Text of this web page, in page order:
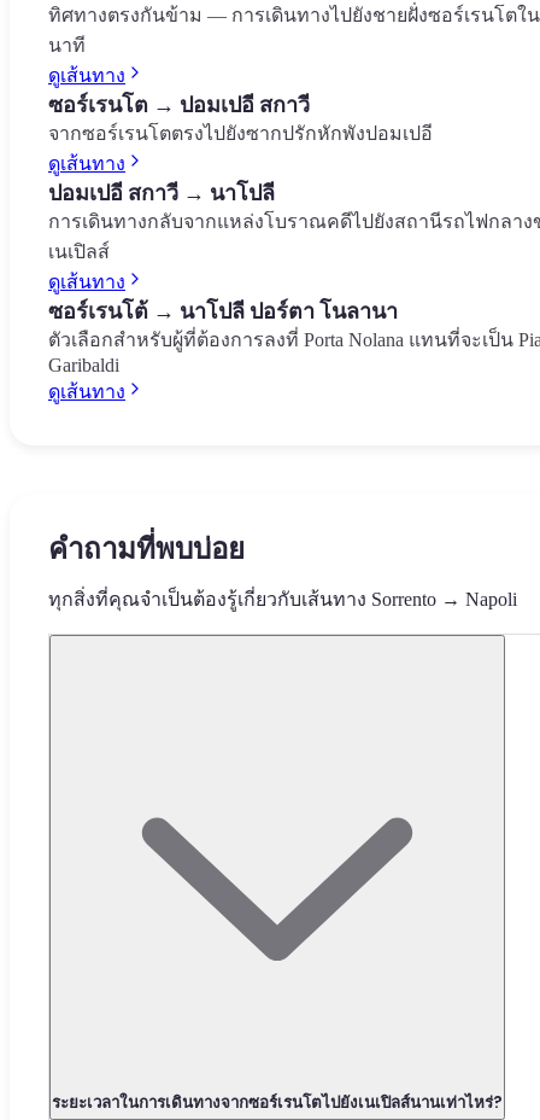
ทิศทางตรงกันข้าม — การเดินทางไปยังชายฝั่งซอร์เรนโตใน
นาที
ดูเส้นทาง
ซอร์เรนโต → ปอมเปอี สกาวี
จากซอร์เรนโตตรงไปยังซากปรักหักพังปอมเปอี
ดูเส้นทาง
ปอมเปอี สกาวี → นาโปลี
การเดินทางกลับจากแหล่งโบราณคดีไปยังสถานีรถไฟกลาง
เนเปิลส์
ดูเส้นทาง
ซอร์เรนโต้ → นาโปลี ปอร์ตา โนลานา
ตัวเลือกสำหรับผู้ที่ต้องการลงที่ Porta Nolana แทนที่จะเป็น
Garibaldi
ดูเส้นทาง
คำถามที่พบบ่อย
ทุกสิ่งที่คุณจำเป็นต้องรู้เกี่ยวกับเส้นทาง Sorrento → Napoli
ระยะเวลาในการเดินทางจากซอร์เรนโตไปยังเนเปิลส์นานเท่าไหร่?